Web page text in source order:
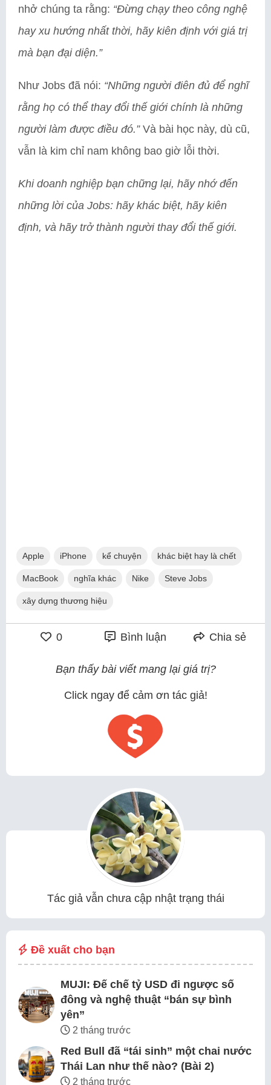
nhở chúng ta rằng: “Đừng chạy theo công nghệ
hay xu hướng nhất thời, hãy kiên định với giá trị
mà bạn đại diện.”
Như Jobs đã nói: “Những người điên đủ để nghĩ
rằng họ có thể thay đổi thế giới chính là những
người làm được điều đó.”Và bài học này, dù cũ,
vẫn là kim chỉ nam không bao giờ lỗi thời.
Khi doanh nghiệp bạn chững lại, hãy nhớ đến
những lời của Jobs: hãy khác biệt, hãy kiên
định, và hãy trở thành người thay đổi thế giới.
Apple iPhone kể chuyện khác biệt hay là chết
MacBook nghĩa khác Nike Steve Jobs
xây dựng thương hiệu
0 Bình luận Chia sẻ
Bạn thấy bài viết mang lại giá trị?
Click ngay để cảm ơn tác giả!
Tác giả vẫn chưa cập nhật trạng thái
Đề xuất cho bạn
MUJI: Đế chế tỷ USD đi ngược số
đông và nghệ thuật “bán sự bình
yên”
2 tháng trước
Red Bull đã “tái sinh” một chai nước
Thái Lan như thế nào? (Bài 2)
2 tháng trước